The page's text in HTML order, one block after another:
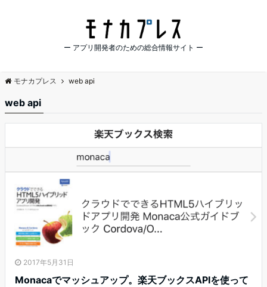
ー アプリ開発者のための総合情報サイト ー
モナカプレス web api
web api
2017年5月31日
Monacaでマッシュアップ。楽天ブックスAPIを使って